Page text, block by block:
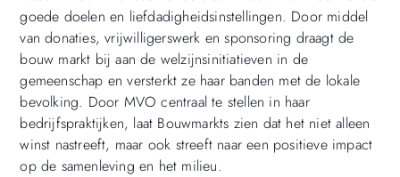
goede doelen en liefdadigheidsinstellingen. Door middel
van donaties, vrijwilligerswerk en sponsoring draagt de
bouw markt bij aan de welzijnsinitiatieven in de
gemeenschap en versterkt ze haar banden met de lokale
bevolking. Door MVO centraal te stellen in haar
bedrijfspraktijken, laat Bouwmarkts zien dat het niet alleen
winst nastreeft, maar ook streeft naar een positieve impact
op de samenleving en het milieu.